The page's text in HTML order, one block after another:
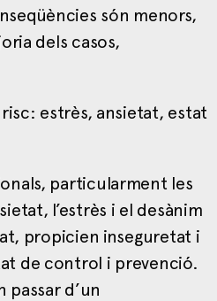
són menors,
dels casos,
estrès, ansietat, estat
particularment les
l’estrès i el desànim
propicien inseguretat i
de control i prevenció.
d’un